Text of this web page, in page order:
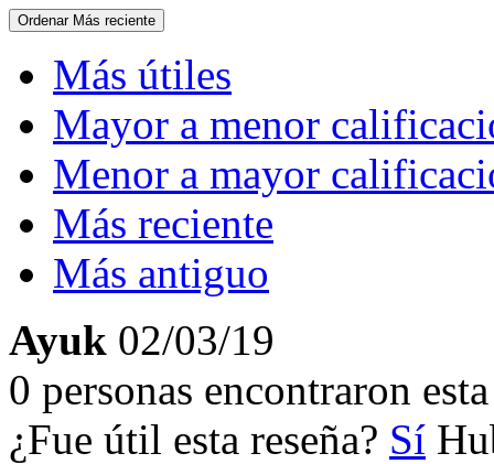
Ordenar Más reciente
Más útiles
Mayor a menor
Menor a mayor
Más reciente
Más antiguo
Ayuk 02/03/19
0 personas encontraron
¿Fue útil esta reseña? Sí